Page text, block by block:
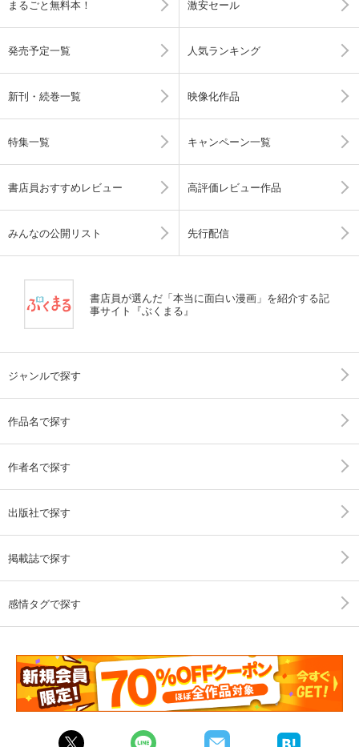
まるごと無料本！ 激安セール
発売予定一覧 人気ランキング
新刊・続巻一覧 映像化作品
特集一覧 キャンペーン一覧
書店員おすすめレビュー 高評価レビュー作品
みんなの公開リスト 先行配信
書店員が選んだ「本当に面白い漫画」を紹介する記
事サイト『ぶくまる』
ジャンルで探す
作品名で探す
作者名で探す
出版社で探す
掲載誌で探す
感情タグで探す